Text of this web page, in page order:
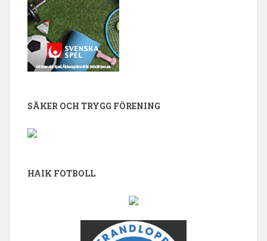
SÄKER OCH TRYGG FÖRENING
HAIK FOTBOLL